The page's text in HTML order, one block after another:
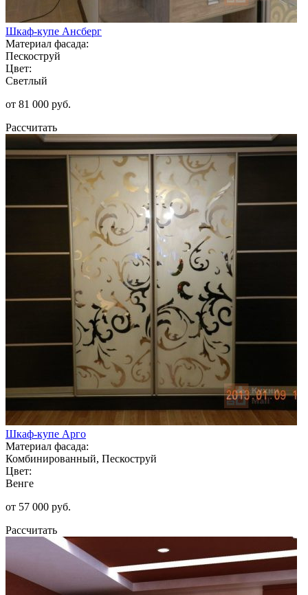
Шкаф-купе Ансберг
Материал фасада:
Пескоструй
Цвет:
Светлый
от 81 000 руб.
Рассчитать
Шкаф-купе Арго
Материал фасада:
Комбинированный, Пескоструй
Цвет:
Венге
от 57 000 руб.
Рассчитать